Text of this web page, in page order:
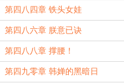
第四八四章 铁头女娃
第四八六章 朕意已诀
第四八八章 撑腰！
第四九零章 韩婵的黑暗日